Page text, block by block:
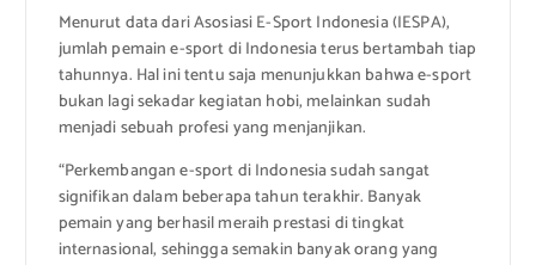
Menurut data dari Asosiasi E-Sport Indonesia (IESPA),
jumlah pemain e-sport di Indonesia terus bertambah tiap
tahunnya. Hal ini tentu saja menunjukkan bahwa e-sport
bukan lagi sekadar kegiatan hobi, melainkan sudah
menjadi sebuah profesi yang menjanjikan.
“Perkembangan e-sport di Indonesia sudah sangat
signifikan dalam beberapa tahun terakhir. Banyak
pemain yang berhasil meraih prestasi di tingkat
internasional, sehingga semakin banyak orang yang